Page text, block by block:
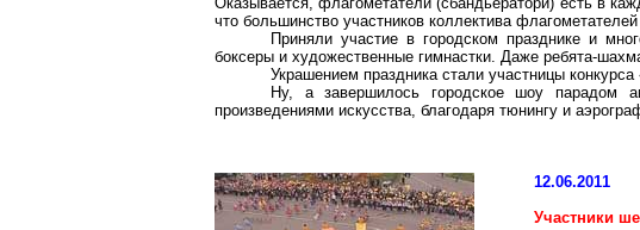
что большинство участников коллектива
Приняли участие в городском празднике и
боксеры и художественные гимнастки. Даже ребята-
Украшением праздника стали участницы
Ну, а завершилось городское шоу парадом
произведениями искусства, благодаря тюнингу и
12.06.2011
Участники